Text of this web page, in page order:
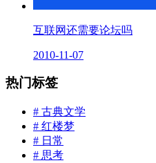
互联网还需要论坛吗
2010-11-07
热门标签
# 古典文学
# 红楼梦
# 日常
# 思考